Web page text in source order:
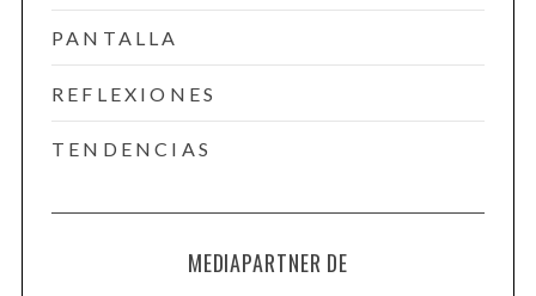
PANTALLA
REFLEXIONES
TENDENCIAS
MEDIAPARTNER DE